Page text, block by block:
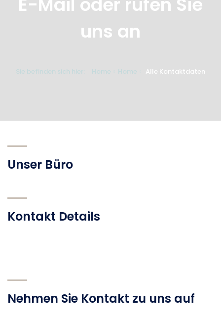
uns an
Sie befinden sich hier: Home Home Alle Kontaktdaten
Unser Büro
Kontakt Details
Nehmen Sie Kontakt zu uns auf